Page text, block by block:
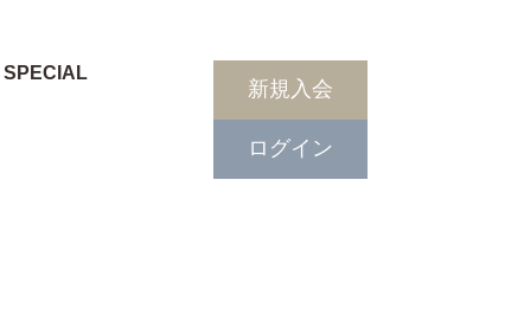
SPECIAL
新規入会
ログイン